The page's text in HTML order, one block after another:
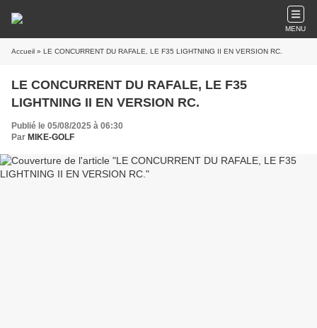
MENU
Accueil » LE CONCURRENT DU RAFALE, LE F35 LIGHTNING II EN VERSION RC.
LE CONCURRENT DU RAFALE, LE F35
LIGHTNING II EN VERSION RC.
Publié le 05/08/2025 à 06:30
Par MIKE-GOLF